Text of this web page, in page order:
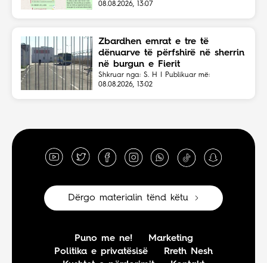
08.08.2026, 13:07
Zbardhen emrat e tre të
dënuarve të përfshirë në sherrin
në burgun e Fierit
Shkruar nga: S. H | Publikuar më:
08.08.2026, 13:02
Dërgo materialin tënd këtu
Puno me ne!
Marketing
Politika e privatësisë
Rreth Nesh